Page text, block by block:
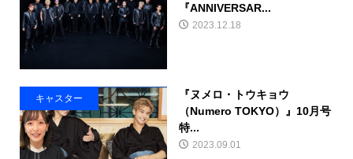
『ANNIVERSAR...
2023.12.18
キャスター
『ヌメロ・トウキョウ
（Numero TOKYO）』10月号
特...
2023.09.01